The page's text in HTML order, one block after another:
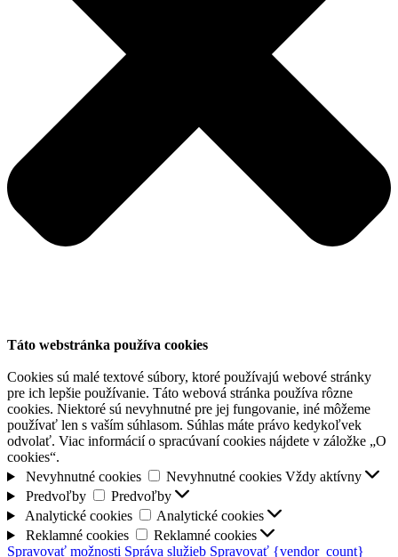
Táto webstránka používa cookies
Cookies sú malé textové súbory, ktoré používajú webové stránky
pre ich lepšie používanie. Táto webová stránka používa rôzne
cookies. Niektoré sú nevyhnutné pre jej fungovanie, iné môžeme
používať len s vaším súhlasom. Súhlas máte právo kedykoľvek
odvolať. Viac informácií o spracúvaní cookies nájdete v záložke „O
cookies“.
Nevyhnutné cookies
Nevyhnutné cookies Vždy aktívny
Predvoľby
Predvoľby
Analytické cookies
Analytické cookies
Reklamné cookies
Reklamné cookies
Spravovať možnosti Správa služieb Spravovať {vendor_count}